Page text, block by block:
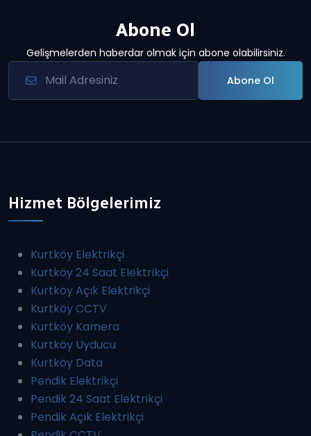
Abone Ol
Gelişmelerden haberdar olmak için abone olabilirsiniz.
Abone Ol
Hizmet Bölgelerimiz
Kurtköy Elektrikçi
Kurtköy 24 Saat Elektrikçi
Kurtköy Açık Elektrikçi
Kurtköy CCTV
Kurtköy Kamera
Kurtköy Uyducu
Kurtköy Data
Pendik Elektrikçi
Pendik 24 Saat Elektrikçi
Pendik Açık Elektrikçi